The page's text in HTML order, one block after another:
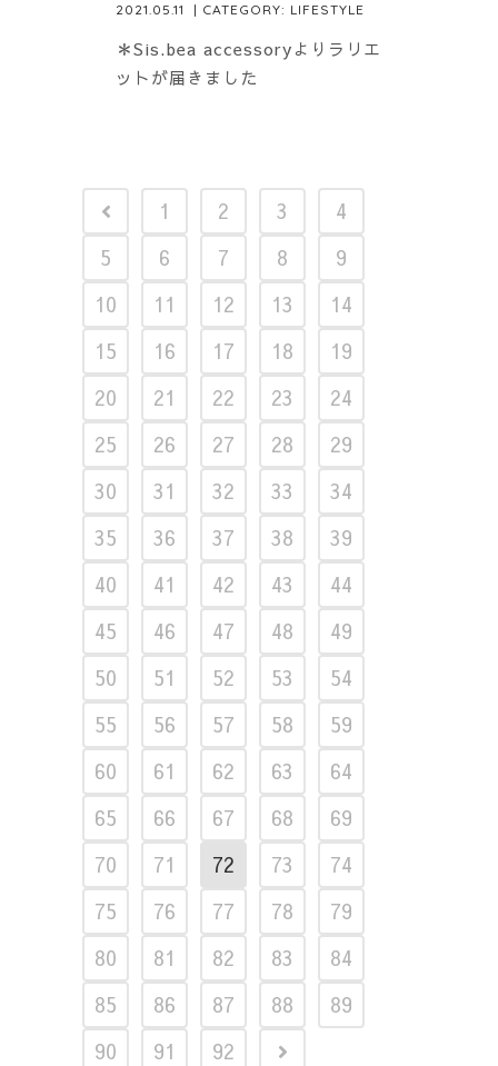
2021.05.11 | CATEGORY: LIFESTYLE
＊Sis.bea accessoryよりラリエ
ットが届きました
1 2 3
4
5
6 7 8
9
10
11 12 13
14
15
16 17 18
19
20
21 22 23
24
25
26 27 28
29
30
31 32 33
34
35
36 37 38
39
40
41 42 43
44
45
46 47 48
49
50
51 52 53
54
55
56 57 58
59
60
61 62 63
64
65
66 67 68
69
70
71 72 73
74
75
76 77 78
79
80
81 82 83
84
85
86 87 88
89
90
91 92